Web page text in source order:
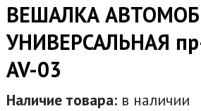
ВЕШАЛКА
УНИВЕРСАЛЬНАЯ
AV-03
Наличие товара:в наличии